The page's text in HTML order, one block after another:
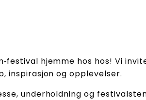
hjemme hos hos! Vi
inspirasjon og opplevelser.
underholdning og